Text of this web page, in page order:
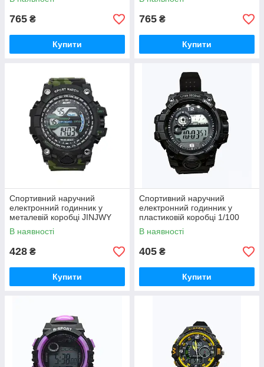
765 ₴
Купити
765 ₴
Купити
Спортивний наручний
електронний годинник у
металевій коробці JINJWY
зелений
В наявності
428 ₴
Купити
Спортивний наручний
електронний годинник у
пластиковій коробці 1/100
second чорний
В наявності
405 ₴
Купити